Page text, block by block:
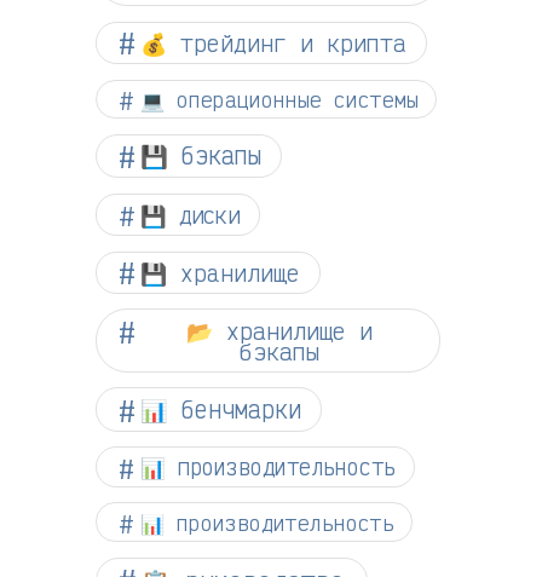
💰 трейдинг и крипта
💻 операционные системы
💾 бэкапы
💾 диски
💾 хранилище
📂 хранилище и
бэкапы
📊 бенчмарки
📊 производительность
📊 производительность